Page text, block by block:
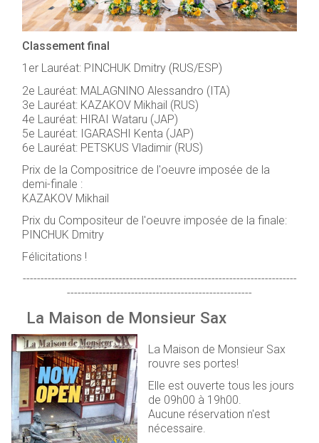
Classement final
1er Lauréat: PINCHUK Dmitry (RUS/ESP)
2e Lauréat: MALAGNINO Alessandro (ITA)
3e Lauréat: KAZAKOV Mikhail (RUS)
4e Lauréat: HIRAI Wataru (JAP)
5e Lauréat: IGARASHI Kenta (JAP)
6e Lauréat: PETSKUS Vladimir (RUS)
Prix de la Compositrice de l'oeuvre imposée de la
demi-finale :
KAZAKOV Mikhail
Prix du Compositeur de l'oeuvre imposée de la finale:
PINCHUK Dmitry
Félicitations !
-----------------------------------------------------------------------------
----------------------------------------------------
La Maison de Monsieur Sax
La Maison de Monsieur Sax
rouvre ses portes!
Elle est ouverte tous les jours
de 09h00 à 19h00.
Aucune réservation n'est
nécessaire.